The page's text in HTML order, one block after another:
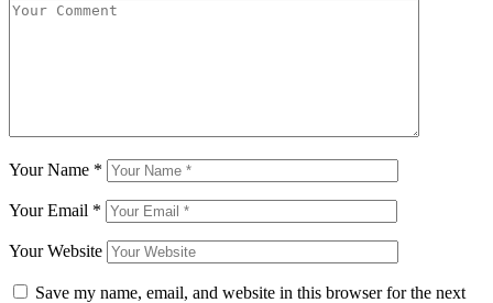
Your Name *
Your Email *
Your Website
Save my name, email, and website in this browser for the next